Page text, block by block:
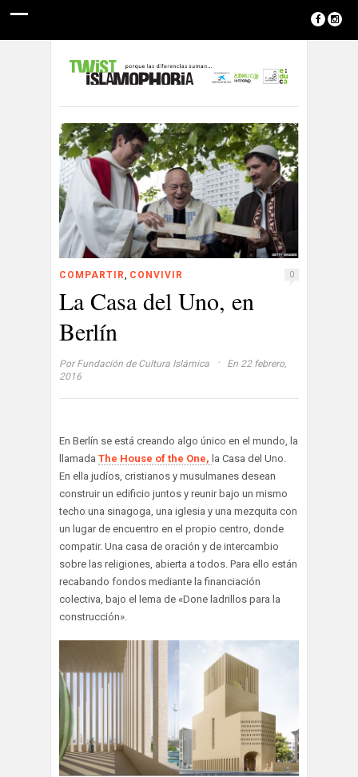
COMPARTIR, CONVIVIR 0
La Casa del Uno, en
Berlín
Por Fundación de Cultura Islámica ·
En 22 febrero,
2016
En Berlín se está creando algo único en el mundo, la
llamada The House of the One, la Casa del Uno.
En ella judíos, cristianos y musulmanes desean
construir un edificio juntos y reunir bajo un mismo
techo una sinagoga, una iglesia y una mezquita con
un lugar de encuentro en el propio centro, donde
compatir. Una casa de oración y de intercambio
sobre las religiones, abierta a todos. Para ello están
recabando fondos mediante la financiación
colectiva, bajo el lema de «Done ladrillos para la
construcción».